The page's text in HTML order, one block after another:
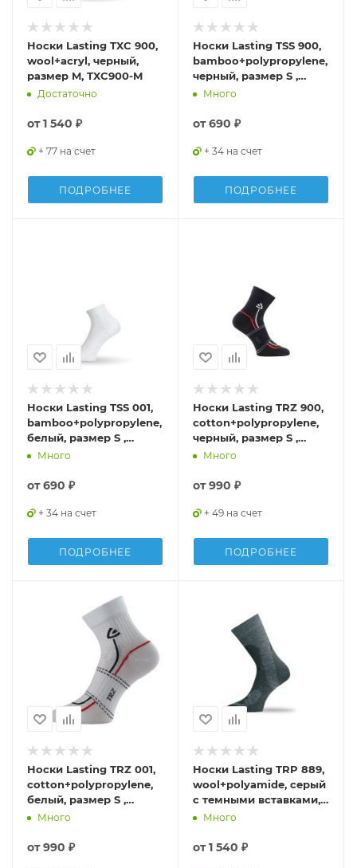
Носки Lasting TXC 900,
wool+acryl, черный,
размер M, TXC900-M
Достаточно
от1 540 ₽
+ 77 на счет
ПОДРОБНЕЕ
Носки Lasting TSS 900,
bamboo+polypropylene,
черный, размер S ,
TSS900-S
Много
от690 ₽
+ 34 на счет
ПОДРОБНЕЕ
Носки Lasting TSS 001,
bamboo+polypropylene,
белый, размер S ,
TSS001-S
Много
от690 ₽
+ 34 на счет
ПОДРОБНЕЕ
Носки Lasting TRZ 900,
cotton+polypropylene,
черный, размер S ,
TRZ900S
Много
от990 ₽
+ 49 на счет
ПОДРОБНЕЕ
Носки Lasting TRZ 001,
cotton+polypropylene,
белый, размер S ,
TRZ001S
Много
от990 ₽
Носки Lasting TRP 889,
wool+polyamide, серый
с темными вставками,
размер S , TRP889-S
Много
от1 540 ₽